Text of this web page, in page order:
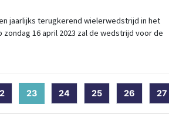
jaarlijks terugkerend wielerwedstrijd in het
zondag 16 april 2023 zal de wedstrijd voor de
23(current)
24 25 26 27